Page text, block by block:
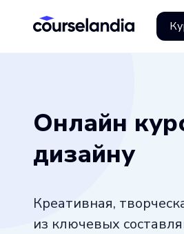
Онлайн
дизайну
Креативная,
из ключевых